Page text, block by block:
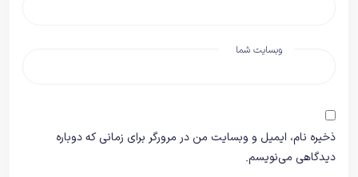
وبسایت شما
ذخیره نام، ایمیل و وبسایت من در مرورگر برای زمانی که دوباره
دیدگاهی می‌نویسم.